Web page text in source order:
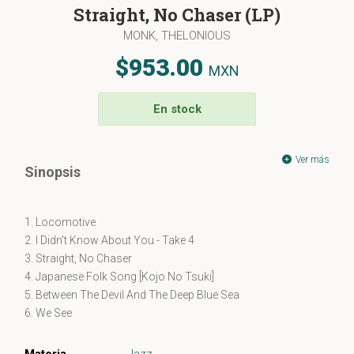
Straight, No Chaser (LP)
MONK, THELONIOUS
$953.00 MXN
En stock
Sinopsis
1. Locomotive
2. I Didn't Know About You - Take 4
3. Straight, No Chaser
4. Japanese Folk Song [Kojo No Tsuki]
5. Between The Devil And The Deep Blue Sea
6. We See
8. I Didn't Know About You - Take 1
Ver más